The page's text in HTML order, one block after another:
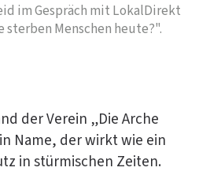
im Gespräch mit LokalDirekt
sterben Menschen heute?".
der Verein „Die Arche
Name, der wirkt wie ein
in stürmischen Zeiten.